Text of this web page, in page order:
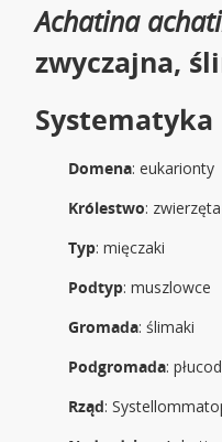
Achatina
zwyczajna,
Systematyka
Domena: eukarionty
Królestwo: zwierzęta
Typ: mięczaki
Podtyp: muszlowce
Gromada: ślimaki
Podgromada:
Rząd: